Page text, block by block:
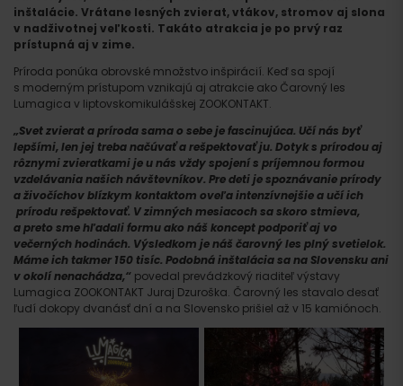
inštalácie. Vrátane lesných zvierat, vtákov, stromov aj slona
v nadživotnej veľkosti. Takáto atrakcia je po prvý raz
prístupná aj v zime.
Príroda ponúka obrovské množstvo inšpirácií. Keď sa spojí
s moderným prístupom vznikajú aj atrakcie ako Čarovný les
Lumagica v liptovskomikulášskej ZOOKONTAKT.
„Svet zvierat a príroda sama o sebe je fascinujúca. Učí nás byť
lepšími, len jej treba načúvať a rešpektovať ju. Dotyk s prírodou aj
rôznymi zvieratkami je u nás vždy spojení s príjemnou formou
vzdelávania našich návštevníkov. Pre deti je spoznávanie prírody
a živočíchov blízkym kontaktom oveľa intenzívnejšie a učí ich
prírodu rešpektovať. V zimných mesiacoch sa skoro stmieva,
a preto sme hľadali formu ako náš koncept podporiť aj vo
večerných hodinách. Výsledkom je náš čarovný les plný svetielok.
Máme ich takmer 150 tisíc. Podobná inštalácia sa na Slovensku ani
v okolí nenachádza,“ povedal prevádzkový riaditeľ výstavy
Lumagica ZOOKONTAKT Juraj Dzuroška. Čarovný les stavalo desať
ľudí dokopy dvanásť dní a na Slovensko prišiel až v 15 kamiónoch.